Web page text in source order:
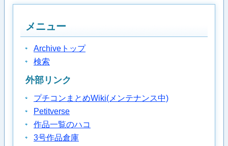
メニュー
Archiveトップ
検索
外部リンク
プチコンまとめWiki(メンテナンス中)
Petitverse
作品一覧のハコ
3号作品倉庫